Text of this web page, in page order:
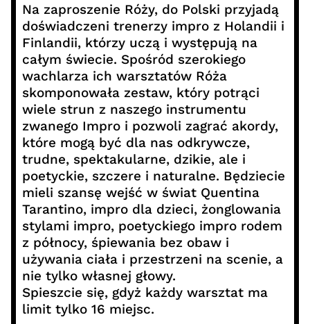
Na zaproszenie Róży, do Polski przyjadą
doświadczeni trenerzy impro z Holandii i
Finlandii, którzy uczą i występują na
całym świecie. Spośród szerokiego
wachlarza ich warsztatów Róża
skomponowała zestaw, który potrąci
wiele strun z naszego instrumentu
zwanego Impro i pozwoli zagrać akordy,
które mogą być dla nas odkrywcze,
trudne, spektakularne, dzikie, ale i
poetyckie, szczere i naturalne. Będziecie
mieli szansę wejść w świat Quentina
Tarantino, impro dla dzieci, żonglowania
stylami impro, poetyckiego impro rodem
z północy, śpiewania bez obaw i
używania ciała i przestrzeni na scenie, a
nie tylko własnej głowy.
Spieszcie się, gdyż każdy warsztat ma
limit tylko 16 miejsc.